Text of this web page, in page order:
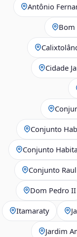
Antônio
Bom
Cidade
Conjunto
Conjunto
Conjunto
Dom Pedro II
Itamaraty
Jardim